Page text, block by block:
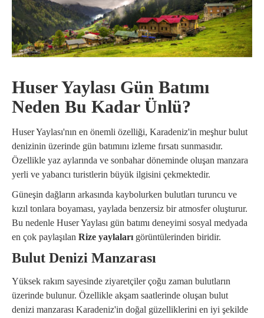
Huser Yaylası Gün Batımı
Neden Bu Kadar Ünlü?
Huser Yaylası'nın en önemli özelliği, Karadeniz'in meşhur bulut
denizinin üzerinde gün batımını izleme fırsatı sunmasıdır.
Özellikle yaz aylarında ve sonbahar döneminde oluşan manzara
yerli ve yabancı turistlerin büyük ilgisini çekmektedir.
Güneşin dağların arkasında kaybolurken bulutları turuncu ve
kızıl tonlara boyaması, yaylada benzersiz bir atmosfer oluşturur.
Bu nedenle Huser Yaylası gün batımı deneyimi sosyal medyada
en çok paylaşılan Rize yaylaları görüntülerinden biridir.
Bulut Denizi Manzarası
Yüksek rakım sayesinde ziyaretçiler çoğu zaman bulutların
üzerinde bulunur. Özellikle akşam saatlerinde oluşan bulut
denizi manzarası Karadeniz'in doğal güzelliklerini en iyi şekilde